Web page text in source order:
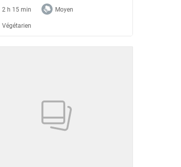
2 h 15 min
Moyen
Végétarien